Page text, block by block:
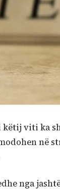
këtij viti ka
në
nga